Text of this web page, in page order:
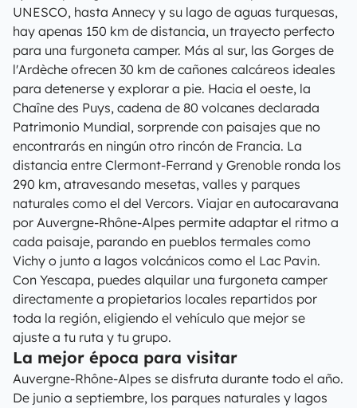
UNESCO, hasta Annecy y su lago de aguas turquesas,
hay apenas 150 km de distancia, un trayecto perfecto
para una furgoneta camper. Más al sur, las Gorges de
l'Ardèche ofrecen 30 km de cañones calcáreos ideales
para detenerse y explorar a pie. Hacia el oeste, la
Chaîne des Puys, cadena de 80 volcanes declarada
Patrimonio Mundial, sorprende con paisajes que no
encontrarás en ningún otro rincón de Francia. La
distancia entre Clermont-Ferrand y Grenoble ronda los
290 km, atravesando mesetas, valles y parques
naturales como el del Vercors. Viajar en autocaravana
por Auvergne-Rhône-Alpes permite adaptar el ritmo a
cada paisaje, parando en pueblos termales como
Vichy o junto a lagos volcánicos como el Lac Pavin.
Con Yescapa, puedes alquilar una furgoneta camper
directamente a propietarios locales repartidos por
toda la región, eligiendo el vehículo que mejor se
ajuste a tu ruta y tu grupo.
La mejor época para visitar
Auvergne-Rhône-Alpes se disfruta durante todo el año.
De junio a septiembre, los parques naturales y lagos